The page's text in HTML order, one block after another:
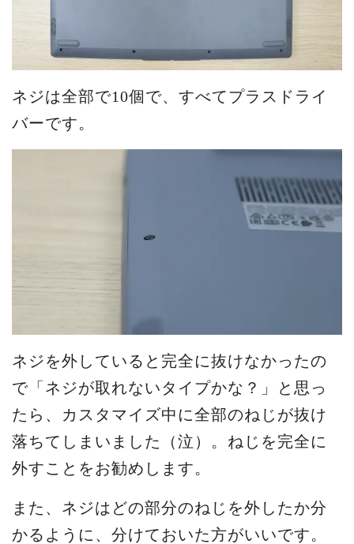
ネジは全部で10個で、すべてプラスドライ
バーです。
ネジを外していると完全に抜けなかったの
で「ネジが取れないタイプかな？」と思っ
たら、カスタマイズ中に全部のねじが抜け
落ちてしまいました（泣）。ねじを完全に
外すことをお勧めします。
また、ネジはどの部分のねじを外したか分
かるように、分けておいた方がいいです。